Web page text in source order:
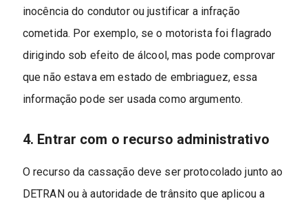
inocência do condutor ou justificar a infração
cometida. Por exemplo, se o motorista foi flagrado
dirigindo sob efeito de álcool, mas pode comprovar
que não estava em estado de embriaguez, essa
informação pode ser usada como argumento.
4. Entrar com o recurso administrativo
O recurso da cassação deve ser protocolado junto ao
DETRAN ou à autoridade de trânsito que aplicou a